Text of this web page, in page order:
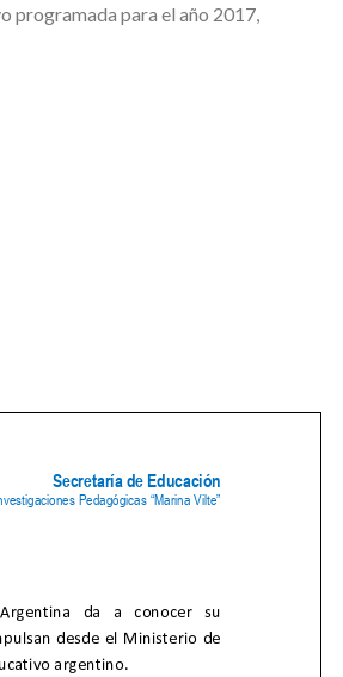
programada para el año 2017,